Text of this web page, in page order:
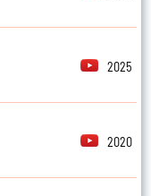
2025
2020